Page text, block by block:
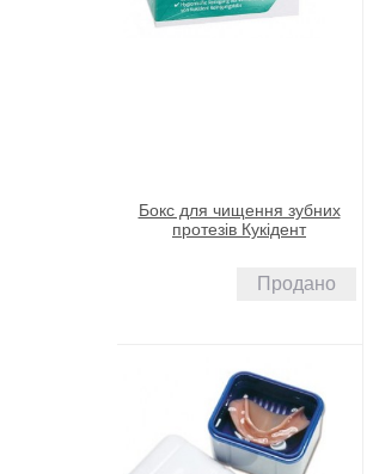
Бокс для чищення зубних
протезів Кукідент
Продано